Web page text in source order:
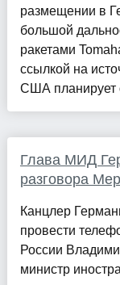
размещении в
большой
ракетами
ссылкой на
США планирует
Глава МИД
разговора
Канцлер
провести
России
министр